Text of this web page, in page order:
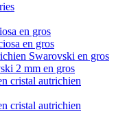
en gros
en gros
Swarovski en gros
2 mm en gros
cristal autrichien
cristal autrichien